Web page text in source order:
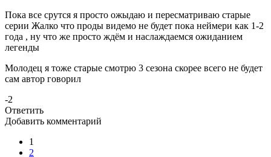
Пока все срутся я просто ожыдаю и пересматриваю старые
серии Жалко что проды видемо не будет пока неймери как 1-2
года , ну что же просто ждём и наслаждаемся ожиданием
легенды
Молодец я тоже старые смотрю 3 сезона скорее всего не будет
сам автор говорил
-2
Ответить
Добавить комментарий
1
2